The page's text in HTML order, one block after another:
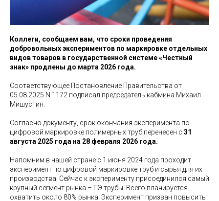
Коллеги, сообщаем вам, что сроки проведения
добровольных экспериментов по маркировке отдельных
видов товаров в государственной системе «Честный
знак» продлены до марта 2026 года.
Соответствующее Постановление Правительства от
05.08.2025 N 1172 подписал председатель кабмина Михаил
Мишустин.
Согласно документу, срок окончания эксперимента по
цифровой маркировке полимерных труб перенесен с 31
августа 2025 года на 28 февраля 2026 года.
Напомним в нашей стране с 1 июня 2024 года проходит
эксперимент по цифровой маркировке труб и сырья для их
производства. Сейчас к эксперименту присоединился самый
крупный сегмент рынка – ПЭ трубы. Всего планируется
охватить около 80% рынка. Эксперимент призван повысить